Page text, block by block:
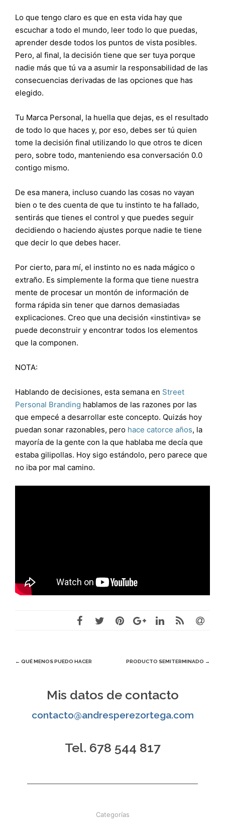
Lo que tengo claro es que en esta vida hay que
escuchar a todo el mundo, leer todo lo que puedas,
aprender desde todos los puntos de vista posibles.
Pero, al final, la decisión tiene que ser tuya porque
nadie más que tú va a asumir la responsabilidad de las
consecuencias derivadas de las opciones que has
elegido.
Tu Marca Personal, la huella que dejas, es el resultado
de todo lo que haces y, por eso, debes ser tú quien
tome la decisión final utilizando lo que otros te dicen
pero, sobre todo, manteniendo esa conversación 0.0
contigo mismo.
De esa manera, incluso cuando las cosas no vayan
bien o te des cuenta de que tu instinto te ha fallado,
sentirás que tienes el control y que puedes seguir
decidiendo o haciendo ajustes porque nadie te tiene
que decir lo que debes hacer.
Por cierto, para mí, el instinto no es nada mágico o
extraño. Es simplemente la forma que tiene nuestra
mente de procesar un montón de información de
forma rápida sin tener que darnos demasiadas
explicaciones. Creo que una decisión «instintiva» se
puede deconstruir y encontrar todos los elementos
que la componen.
NOTA:
Hablando de decisiones, esta semana en Street
Personal Branding hablamos de las razones por las
que empecé a desarrollar este concepto. Quizás hoy
puedan sonar razonables, pero hace catorce años, la
mayoría de la gente con la que hablaba me decía que
estaba gilipollas. Hoy sigo estándolo, pero parece que
no iba por mal camino.
Navegación
entradas
← QUÉ MENOS PUEDO HACER PRODUCTO SEMITERMINADO →
Mis datos de contacto
contacto@andresperezortega.com
Tel. 678 544 817
Categorías